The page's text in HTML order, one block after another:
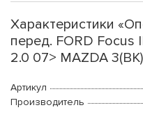
Характеристики
перед. FORD Focus
2.0 07> MAZDA
Артикул
Производитель